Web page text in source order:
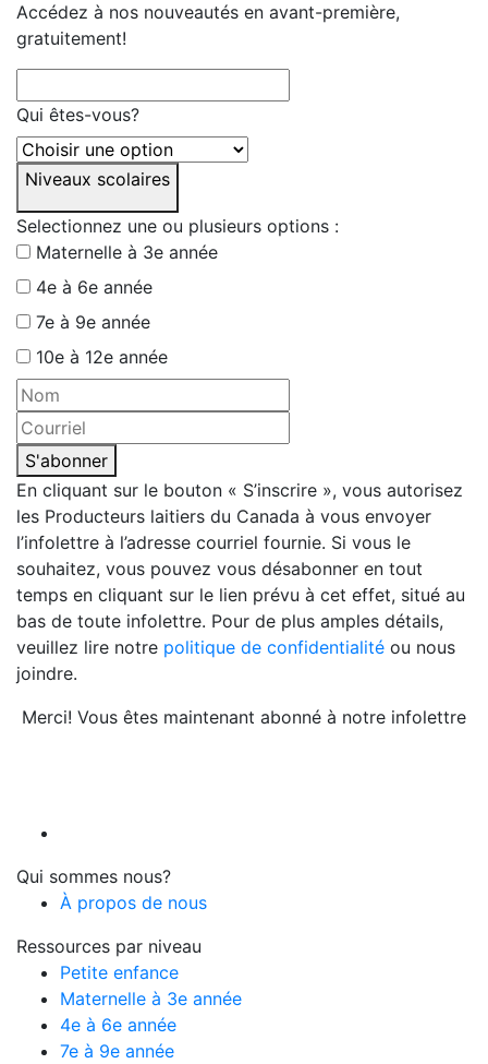
Accédez à nos nouveautés en avant-première,
gratuitement!
Qui êtes-vous?
Niveaux scolaires
Selectionnez une ou plusieurs options :
Maternelle à 3e année
4e à 6e année
7e à 9e année
10e à 12e année
S'abonner
En cliquant sur le bouton « S’inscrire », vous autorisez
les Producteurs laitiers du Canada à vous envoyer
l’infolettre à l’adresse courriel fournie. Si vous le
souhaitez, vous pouvez vous désabonner en tout
temps en cliquant sur le lien prévu à cet effet, situé au
bas de toute infolettre. Pour de plus amples détails,
veuillez lire notre politique de confidentialité ou nous
joindre.
Merci! Vous êtes maintenant abonné à notre infolettre
Qui sommes nous?
À propos de nous
Ressources par niveau
Petite enfance
Maternelle à 3e année
4e à 6e année
7e à 9e année